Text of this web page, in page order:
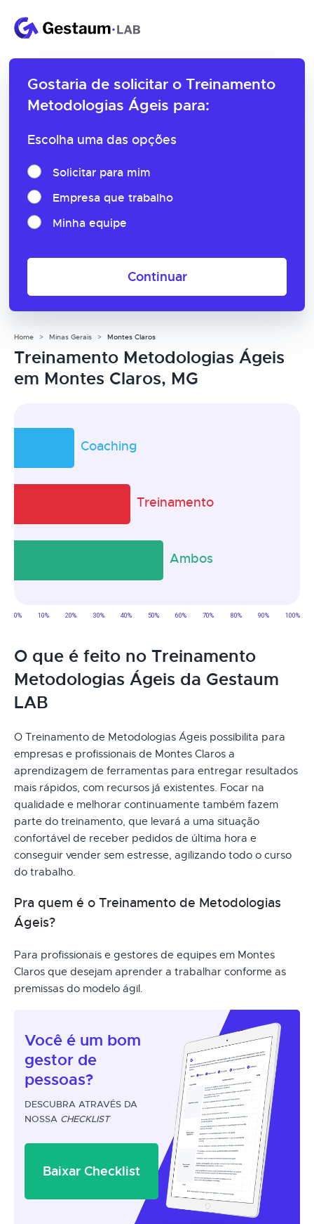
Gostaria de solicitar o Treinamento
Metodologias Ágeis para:
Escolha uma das opções
Solicitar para mim
Empresa que trabalho
Minha equipe
Continuar
Home Minas Gerais Montes Claros
Treinamento Metodologias Ágeis
em Montes Claros, MG
O que é feito no Treinamento
Metodologias Ágeis da Gestaum
LAB
O Treinamento de Metodologias Ágeis possibilita para
empresas e profissionais de Montes Claros a
aprendizagem de ferramentas para entregar resultados
mais rápidos, com recursos já existentes. Focar na
qualidade e melhorar continuamente também fazem
parte do treinamento, que levará a uma situação
confortável de receber pedidos de última hora e
conseguir vender sem estresse, agilizando todo o curso
do trabalho.
Pra quem é o Treinamento de Metodologias
Ágeis?
Para profissionais e gestores de equipes em Montes
Claros que desejam aprender a trabalhar conforme as
premissas do modelo ágil.
Você é um bom
gestor de
pessoas?
DESCUBRA ATRAVÉS DA
NOSSA CHECKLIST
Baixar Checklist